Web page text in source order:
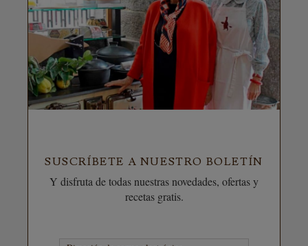
SUSCRÍBETE A NUESTRO BOLETÍN
Y disfruta de todas nuestras novedades, ofertas y
recetas gratis.